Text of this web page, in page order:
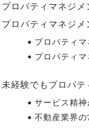
プロパティマネジメ
プロパティマネジ
プロパティ
プロパティ
未経験でもプロパテ
サービス精神
不動産業界